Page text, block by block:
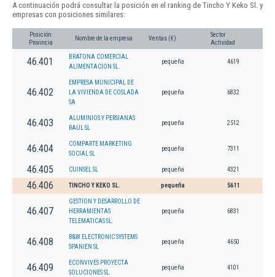
A continuación podrá consultar la posición en el ranking de Tincho Y Keko Sl. y
empresas con posiciones similares:
Posición
Provincia
Nombre de la empresa Ventas (€)
Sector
Actividad
46.401
BRATONA COMERCIAL
ALIMENTACION SL.
pequeña 4619
46.402
EMPRESA MUNICIPAL DE
LA VIVIENDA DE COSLADA
SA
pequeña 6832
46.403
ALUMINIOS Y PERSIANAS
RAUL SL
pequeña 2512
46.404
COMPARTE MARKETING
SOCIAL SL
pequeña 7311
46.405 CUINSEL SL pequeña 4321
46.406 TINCHO Y KEKO SL. pequeña 5611
46.407
GESTION Y DESARROLLO DE
HERRAMIENTAS
TELEMATICAS SL.
pequeña 6831
46.408
B&W ELECTRONIC SYSTEMS
SPANIEN SL
pequeña 4650
46.409
ECONVIVES PROYECTA
SOLUCIONES SL.
pequeña 4101